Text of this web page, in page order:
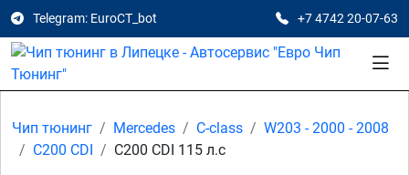
Telegram: EuroCT_bot +7 4742 20-07-63
Чип тюнинг Mercedes C-class
W203 - 2000 - 2008
C200 CDI
C200 CDI 115 л.с